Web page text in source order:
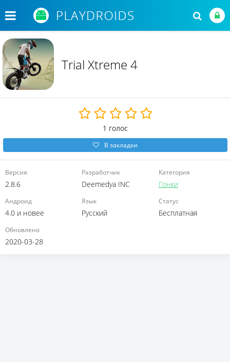
Trial Xtreme 4
1 голос
В закладки
Версия
2.8.6
Разработчик
Deemedya INC
Категория
Гонки
Андроид
4.0 и новее
Язык
Русский
Статус
Бесплатная
Обновлено
2020-03-28